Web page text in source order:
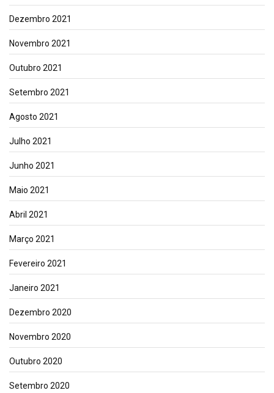
Dezembro 2021
Novembro 2021
Outubro 2021
Setembro 2021
Agosto 2021
Julho 2021
Junho 2021
Maio 2021
Abril 2021
Março 2021
Fevereiro 2021
Janeiro 2021
Dezembro 2020
Novembro 2020
Outubro 2020
Setembro 2020